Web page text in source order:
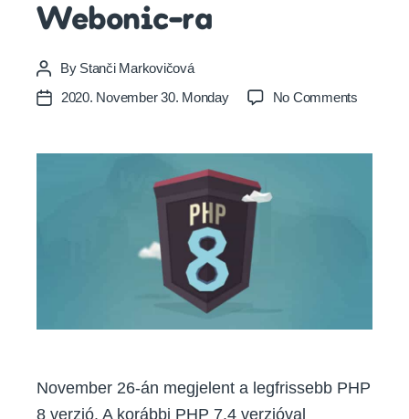
Webonic-ra
Post
author
By Stanči Markovičová
Post2020. November 30. Monday No Commentson
PHP
November 26-án megjelent a legfrissebb PHP
8 verzió. A korábbi PHP 7.4 verzióval